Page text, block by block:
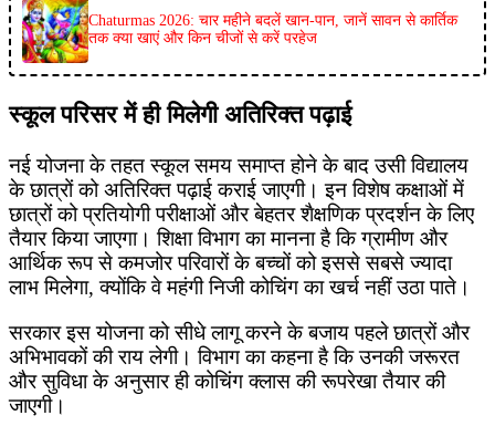
Chaturmas 2026: चार महीने बदलें खान-पान, जानें सावन से कार्तिक
तक क्या खाएं और किन चीजों से करें परहेज
स्कूल परिसर में ही मिलेगी अतिरिक्त पढ़ाई
नई योजना के तहत स्कूल समय समाप्त होने के बाद उसी विद्यालय
के छात्रों को अतिरिक्त पढ़ाई कराई जाएगी। इन विशेष कक्षाओं में
छात्रों को प्रतियोगी परीक्षाओं और बेहतर शैक्षणिक प्रदर्शन के लिए
तैयार किया जाएगा। शिक्षा विभाग का मानना है कि ग्रामीण और
आर्थिक रूप से कमजोर परिवारों के बच्चों को इससे सबसे ज्यादा
लाभ मिलेगा, क्योंकि वे महंगी निजी कोचिंग का खर्च नहीं उठा पाते।
सरकार इस योजना को सीधे लागू करने के बजाय पहले छात्रों और
अभिभावकों की राय लेगी। विभाग का कहना है कि उनकी जरूरत
और सुविधा के अनुसार ही कोचिंग क्लास की रूपरेखा तैयार की
जाएगी।